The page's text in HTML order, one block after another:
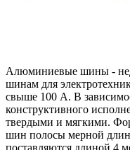
Алюминиевые шины -
шинам для
свыше 100 А. В
конструктивного
твердыми и мягкими.
шин полосы мерной